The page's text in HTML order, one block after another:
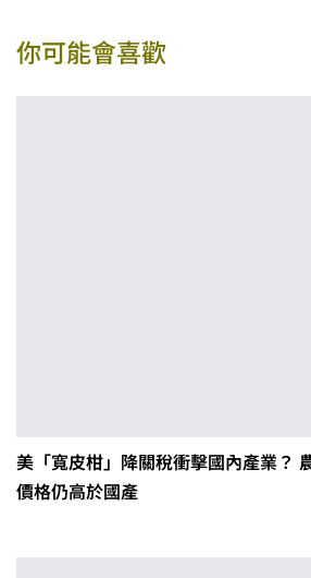
你可能會喜歡
美「寬皮柑」降關稅衝擊國內產業？
價格仍高於國產